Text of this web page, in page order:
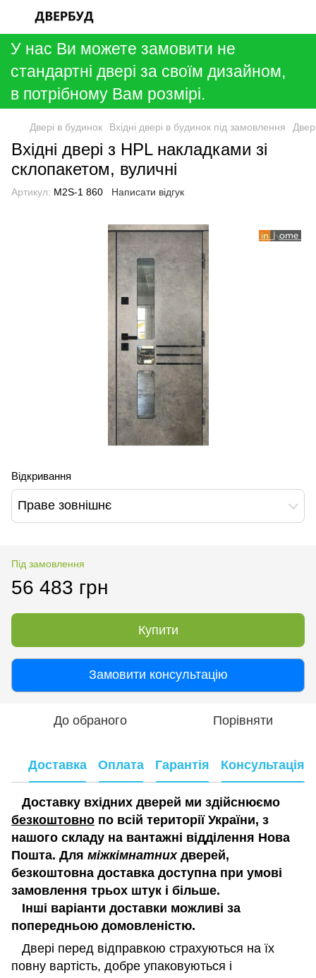
У нас Ви можете замовити не
стандартні двері за своїм дизайном,
в потрібному Вам розмірі.
Двері в будинок Вхідні двері в будинок під замовлення
Вхідні двері з HPL накладками зі
склопакетом, вуличні
Артикул: М2S-1 860 Написати відгук
Відкривання
Праве зовнішнє
Під замовлення
56 483 грн
Купити
Замовити консультацію
До обраного Порівняти
Доставка Оплата Гарантія Консультація
Доставку вхідних дверей ми здійснюємо
безкоштовно по всій території України, з
нашого складу на вантажні відділення Нова
Пошта. Для міжкімнатнихдверей,
безкоштовна доставка доступна при умові
замовлення трьох штук і більше.
Інші варіанти доставки можливі за
попередньою домовленістю.
Двері перед відправкою страхуються на їх
повну вартість, добре упаковуються і